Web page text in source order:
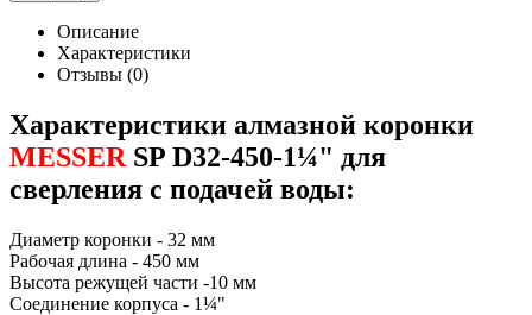
Описание
Характеристики
Отзывы (0)
Характеристики алмазной коронки
MESSER SP D32-450-1¼" для
сверления с подачей воды:
Диаметр коронки - 32 мм
Рабочая длина - 450 мм
Высота режущей части -10 мм
Соединение корпуса - 1¼"